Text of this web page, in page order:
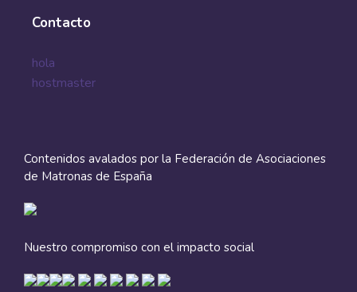
Contacto
hola
hostmaster
Contenidos avalados por la Federación de Asociaciones
de Matronas de España
Nuestro compromiso con el impacto social